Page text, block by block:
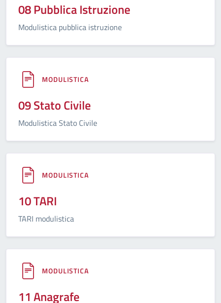
08 Pubblica Istruzione
Modulistica pubblica istruzione
MODULISTICA
09 Stato Civile
Modulistica Stato Civile
MODULISTICA
10 TARI
TARI modulistica
MODULISTICA
11 Anagrafe